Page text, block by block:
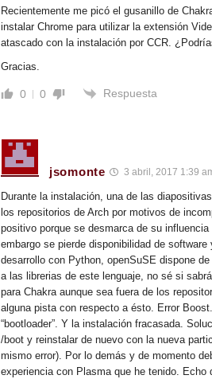
Recientemente me picó el gusanillo de
instalar Chrome para utilizar la extensión
atascado con la instalación por CCR.
Gracias.
0 0 Respuesta
jsomonte 3 abril, 2017 1:39
Durante la instalación, una de las
los repositorios de Arch por motivos de
positivo porque se desmarca de su
embargo se pierde disponibilidad de
desarrollo con Python, openSuSE dispone
a las librerias de este lenguaje, no sé si
para Chakra aunque sea fuera de los
alguna pista con respecto a ésto. Error
“bootloader”. Y la instalación fracasada.
/boot y reinstalar de nuevo con la nueva
mismo error). Por lo demás y de momento
experiencia con Plasma que he tenido. Echo